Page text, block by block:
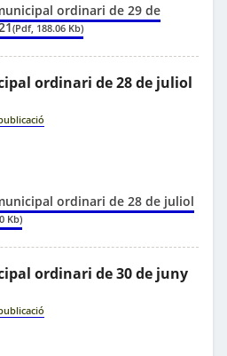
ordinari de 29 de
(Pdf, 188.06 Kb)
ordinari de 28 de juliol
ordinari de 28 de juliol
Kb)
ordinari de 30 de juny